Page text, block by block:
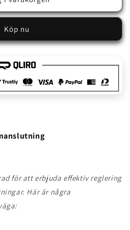
Köp nu
för att erbjuda effektiv reglering
Här är några